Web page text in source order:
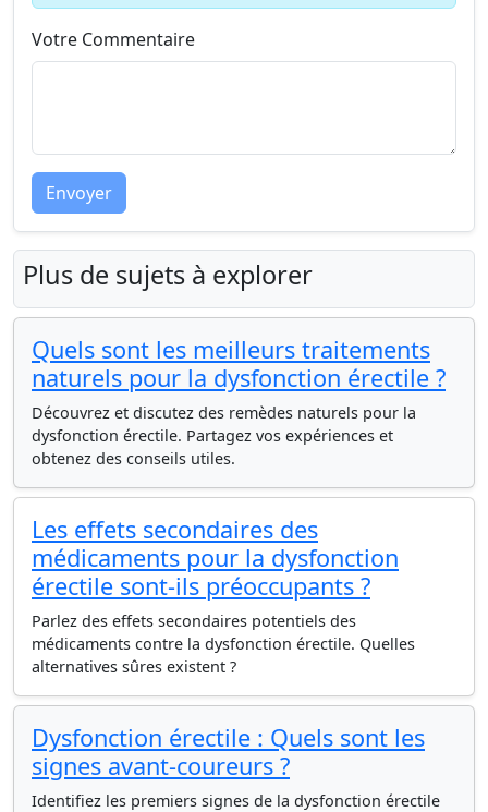
Votre Commentaire
Envoyer
Plus de sujets à explorer
Quels sont les meilleurs traitements
naturels pour la dysfonction érectile ?
Découvrez et discutez des remèdes naturels pour la
dysfonction érectile. Partagez vos expériences et
obtenez des conseils utiles.
Les effets secondaires des
médicaments pour la dysfonction
érectile sont-ils préoccupants ?
Parlez des effets secondaires potentiels des
médicaments contre la dysfonction érectile. Quelles
alternatives sûres existent ?
Dysfonction érectile : Quels sont les
signes avant-coureurs ?
Identifiez les premiers signes de la dysfonction érectile